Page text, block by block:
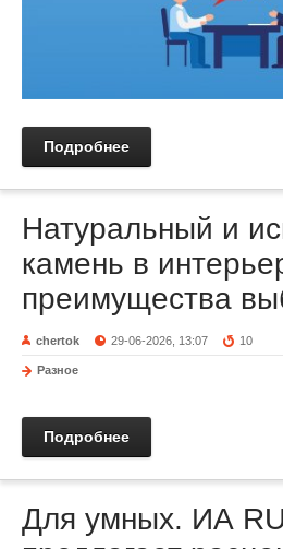
Подробнее
Натуральный и
камень в
преимущества
chertok 29-06-2026, 13:07 10
Разное
Подробнее
Для умных. ИА